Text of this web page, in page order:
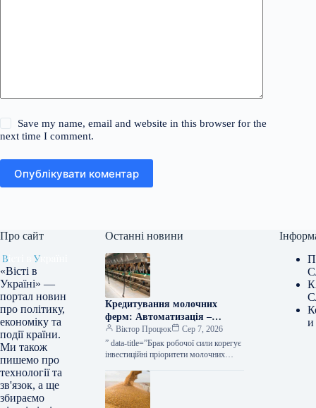
Save my name, email and website in this browser for the
next time I comment.
Опублікувати коментар
Про сайт
«Вісті в
Україні» —
портал новин
про політику,
економіку та
події країни.
Ми також
пишемо про
технології та
зв'язок, а ще
збираємо
Останні новини
Кредитування молочних
ферм: Автоматизація –
ключовий пріоритет Credit
Agricole – КУРКУЛЬ
Віктор Процюк
Сер 7, 2026
” data-title=”Брак робочої сили корегує
інвестиційні пріоритети молочних
url=”https://kurkul.com/news/41859-
defitsit-kadriv-zminyuye-investitsiyni-
prioriteti-molochnih-ferm–credit-
и